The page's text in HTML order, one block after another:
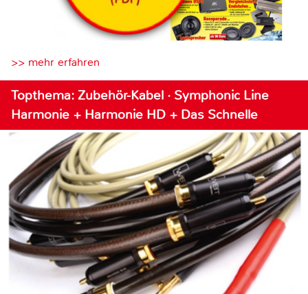
>> mehr erfahren
Topthema: Zubehör-Kabel · Symphonic Line
Harmonie + Harmonie HD + Das Schnelle